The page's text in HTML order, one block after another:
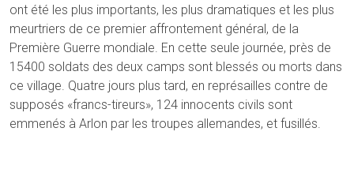
ont été les plus importants, les plus dramatiques et les plus
meurtriers de ce premier affrontement général, de la
Première Guerre mondiale. En cette seule journée, près de
15400 soldats des deux camps sont blessés ou morts dans
ce village. Quatre jours plus tard, en représailles contre de
supposés «francs-tireurs», 124 innocents civils sont
emmenés à Arlon par les troupes allemandes, et fusillés.